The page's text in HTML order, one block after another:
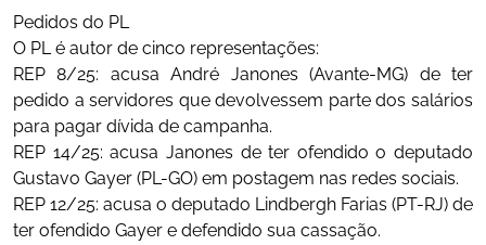
Pedidos do PL
O PL é autor de cinco representações:
REP 8/25: acusa André Janones (Avante-MG) de ter
pedido a servidores que devolvessem parte dos salários
para pagar dívida de campanha.
REP 14/25: acusa Janones de ter ofendido o deputado
Gustavo Gayer (PL-GO) em postagem nas redes sociais.
REP 12/25: acusa o deputado Lindbergh Farias (PT-RJ) de
ter ofendido Gayer e defendido sua cassação.